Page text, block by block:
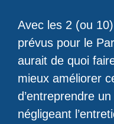
Avec les 2 (ou
prévus pour le
aurait de quoi
mieux améliorer
d’entreprendre
négligeant